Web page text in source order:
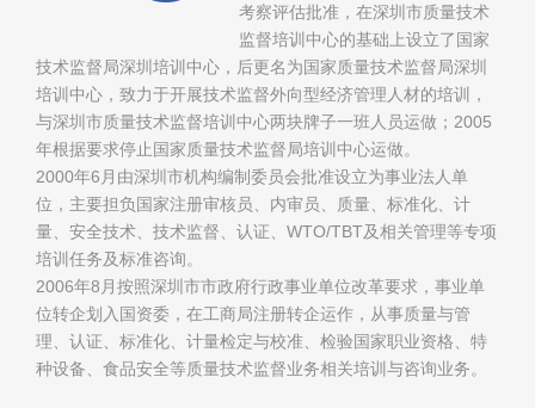
考察评估批准，在深圳市质量技术
监督培训中心的基础上设立了国家
技术监督局深圳培训中心，后更名为国家质量技术监督局深圳
培训中心，致力于开展技术监督外向型经济管理人材的培训，
与深圳市质量技术监督培训中心两块牌子一班人员运做；2005
年根据要求停止国家质量技术监督局培训中心运做。
2000年6月由深圳市机构编制委员会批准设立为事业法人单
位，主要担负国家注册审核员、内审员、质量、标准化、计
量、安全技术、技术监督、认证、WTO/TBT及相关管理等专项
培训任务及标准咨询。
2006年8月按照深圳市市政府行政事业单位改革要求，事业单
位转企划入国资委，在工商局注册转企运作，从事质量与管
理、认证、标准化、计量检定与校准、检验国家职业资格、特
种设备、食品安全等质量技术监督业务相关培训与咨询业务。